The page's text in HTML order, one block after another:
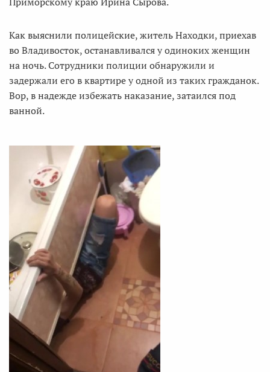
Как выяснили полицейские, житель Находки, приехав
во Владивосток, останавливался у одиноких женщин
на ночь. Сотрудники полиции обнаружили и
задержали его в квартире у одной из таких гражданок.
Вор, в надежде избежать наказание, затаился под
ванной.